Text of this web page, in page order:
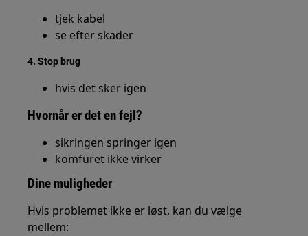
tjek kabel
se efter skader
4. Stop brug
hvis det sker igen
Hvornår er det en fejl?
sikringen springer igen
komfuret ikke virker
Dine muligheder
Hvis problemet ikke er løst, kan du vælge
mellem: